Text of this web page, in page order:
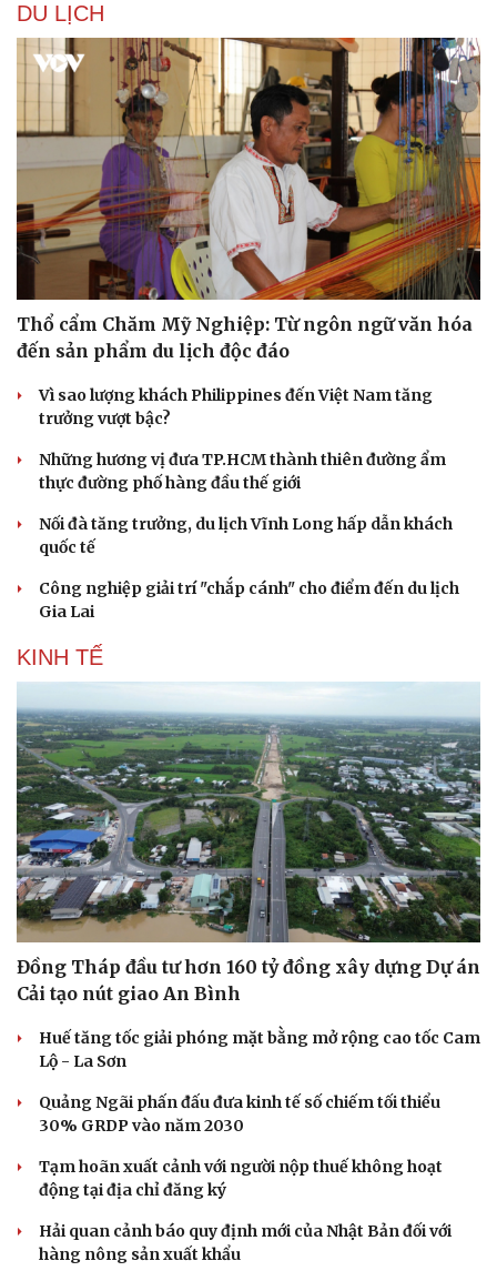
Văn hóa
Sân khấu - Điện ảnh
Văn học
Di sản
Sao Việt
DU LỊCH
Thổ cẩm Chăm Mỹ Nghiệp: Từ ngôn ngữ văn hóa
đến sản phẩm du lịch độc đáo
Vì sao lượng khách Philippines đến Việt Nam tăng
trưởng vượt bậc?
Những hương vị đưa TP.HCM thành thiên đường ẩm
thực đường phố hàng đầu thế giới
Nối đà tăng trưởng, du lịch Vĩnh Long hấp dẫn khách
quốc tế
Công nghiệp giải trí "chắp cánh" cho điểm đến du lịch
Gia Lai
KINH TẾ
Đồng Tháp đầu tư hơn 160 tỷ đồng xây dựng Dự án
Cải tạo nút giao An Bình
Huế tăng tốc giải phóng mặt bằng mở rộng cao tốc Cam
Lộ - La Sơn
Quảng Ngãi phấn đấu đưa kinh tế số chiếm tối thiểu
30% GRDP vào năm 2030
Tạm hoãn xuất cảnh với người nộp thuế không hoạt
động tại địa chỉ đăng ký
Hải quan cảnh báo quy định mới của Nhật Bản đối với
hàng nông sản xuất khẩu